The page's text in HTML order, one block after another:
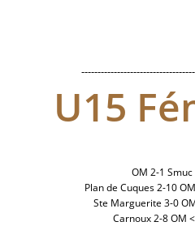
U15
OM 2-1
Plan de Cuques 2-10
Ste Marguerite 3-0
Carnoux 2-8 OM